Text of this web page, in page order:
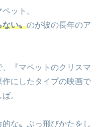
ット。
ない〟のが彼の長年のア
、『マペットのクリスマ
にしたタイプの映画で
。
な〟ぶっ飛びかたをし